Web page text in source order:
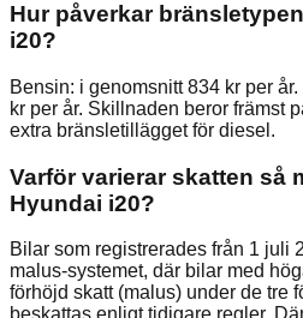
Hur påverkar
i20?
Bensin: i genomsnitt 834 kr per
kr per år. Skillnaden beror främst
extra bränsletillägget för diesel.
Varför varierar skatten så
Hyundai i20?
Bilar som registrerades från 1 juli
malus-systemet, där bilar med
förhöjd skatt (malus) under de tre